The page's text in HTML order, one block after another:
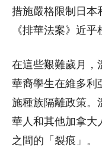
措施嚴格限制日本
《排華法案》近乎
在這些艱難歲月，
華裔學生在維多利
施種族隔離政策。
華人和其他加拿大
之間的「裂痕」。